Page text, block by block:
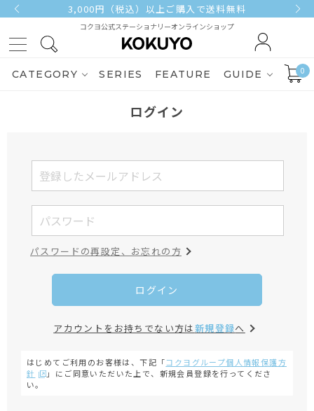
3,000円（税込）以上ご購入で送料無料
コクヨ公式ステーショナリーオンラインショップ
CATEGORY SERIES FEATURE GUIDE 0
ログイン
パスワードの再設定、お忘れの方
ログイン
アカウントをお持ちでない方は新規登録へ
はじめてご利用のお客様は、下記「コクヨグループ個人情報保護方
針
」にご同意いただいた上で、新規会員登録を行ってくださ
い。